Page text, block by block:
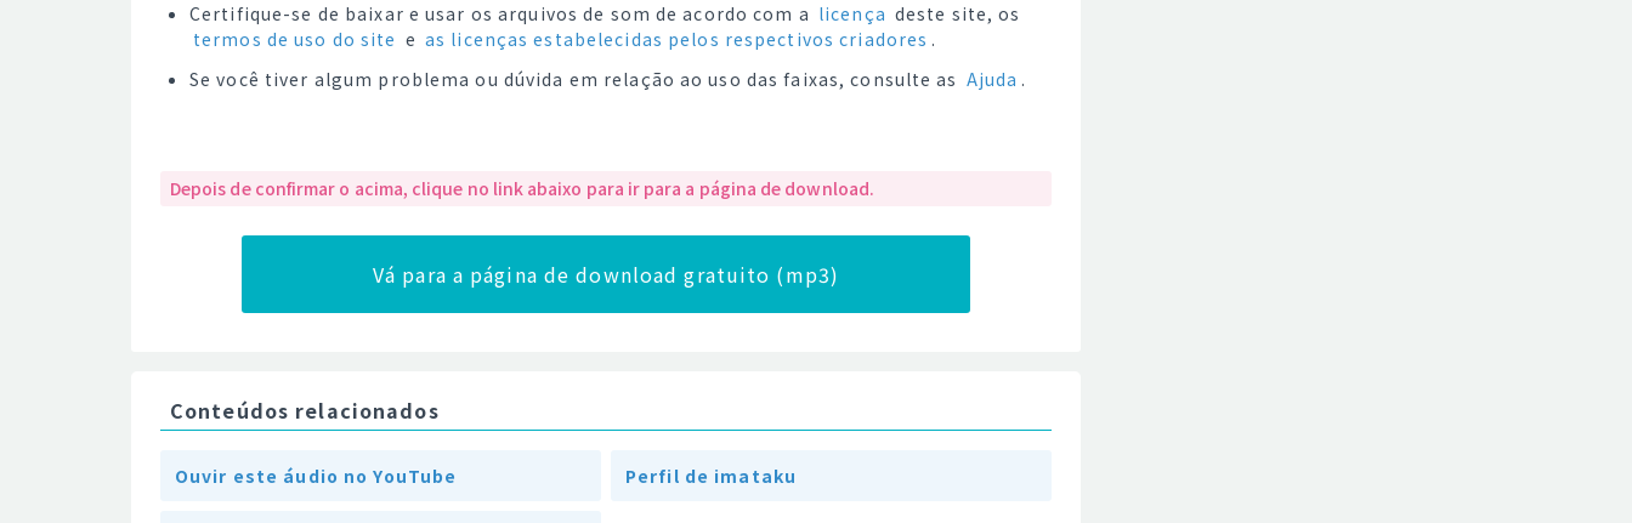
Certifique-se de baixar e usar os arquivos de som de acordo com a licença deste site, os
termos de uso do site e as licenças estabelecidas pelos respectivos criadores .
Se você tiver algum problema ou dúvida em relação ao uso das faixas, consulte as Ajuda .
Depois de confirmar o acima, clique no link abaixo para ir para a página de download.
Vá para a página de download gratuito (mp3)
Conteúdos relacionados
Ouvir este áudio no YouTube Perfil de imataku